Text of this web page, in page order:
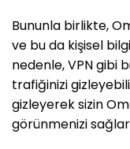
Bununla birlikte,
ve bu da kişisel
nedenle, VPN gibi
trafiğinizi
gizleyerek sizin
görünmenizi